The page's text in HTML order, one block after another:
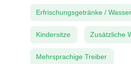
Erfrischungsgetränke / Wasser
Kindersitze Zusätzliche
Mehrsprachige Treiber